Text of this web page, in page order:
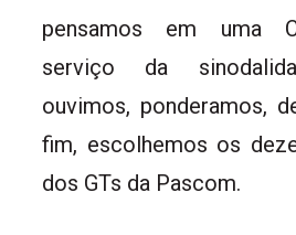
pensamos em uma
serviço da
ouvimos, ponderamos,
fim, escolhemos os
dos GTs da Pascom.